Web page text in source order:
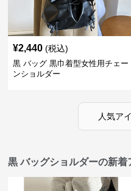
¥2,440 (税込)
黒 バッグ 黒巾着型女性用チェー
ンショルダー
人気ア
黒 バッグショルダーの新着